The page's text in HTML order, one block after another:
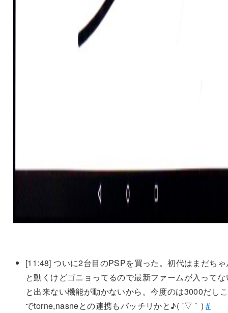
[11:48] ついに2台目のPSPを買った。初代はまだちゃ
と動くけどゴニョってるので最新ファームが入ってな
と出来ない機能が動かないから。今度のは3000だし
でtorne,nasneとの連携もバッチリかと♪( ´▽｀)#